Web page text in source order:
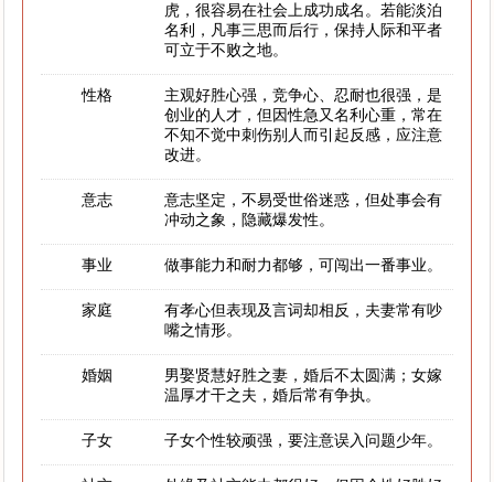
虎，很容易在社会上成功成名。若能淡泊
名利，凡事三思而后行，保持人际和平者
可立于不败之地。
性格
主观好胜心强，竞争心、忍耐也很强，是
创业的人才，但因性急又名利心重，常在
不知不觉中刺伤别人而引起反感，应注意
改进。
意志
意志坚定，不易受世俗迷惑，但处事会有
冲动之象，隐藏爆发性。
事业 做事能力和耐力都够，可闯出一番事业。
家庭
有孝心但表现及言词却相反，夫妻常有吵
嘴之情形。
婚姻
男娶贤慧好胜之妻，婚后不太圆满；女嫁
温厚才干之夫，婚后常有争执。
子女 子女个性较顽强，要注意误入问题少年。